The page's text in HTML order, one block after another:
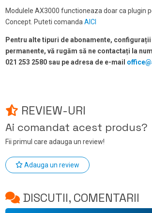
Modulele AX3000 functioneaza doar ca plugin
Concept. Puteti comandaAICI
Pentru alte tipuri de abonamente,
permanente, vă rugăm să ne contactați la
021 253 2580 sau pe adresa de e-mail
REVIEW-URI
Ai comandat acest produs?
Fii primul care adauga un review!
Adauga un review
DISCUTII, COMENTARII